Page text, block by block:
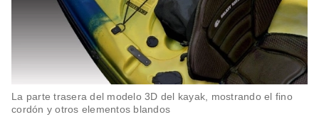
La parte trasera del modelo 3D del kayak, mostrando el fino
cordón y otros elementos blandos